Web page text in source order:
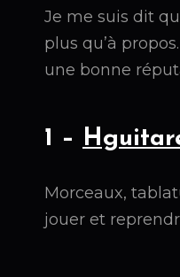
Je me suis dit
plus qu’à
une bonne
1 –
Morceaux,
jouer et